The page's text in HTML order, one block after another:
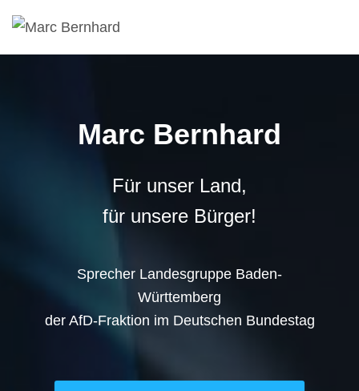
Marc Bernhard
Für unser Land,
für unsere Bürger!
Sprecher Landesgruppe Baden-
Württemberg
der AfD-Fraktion im Deutschen Bundestag